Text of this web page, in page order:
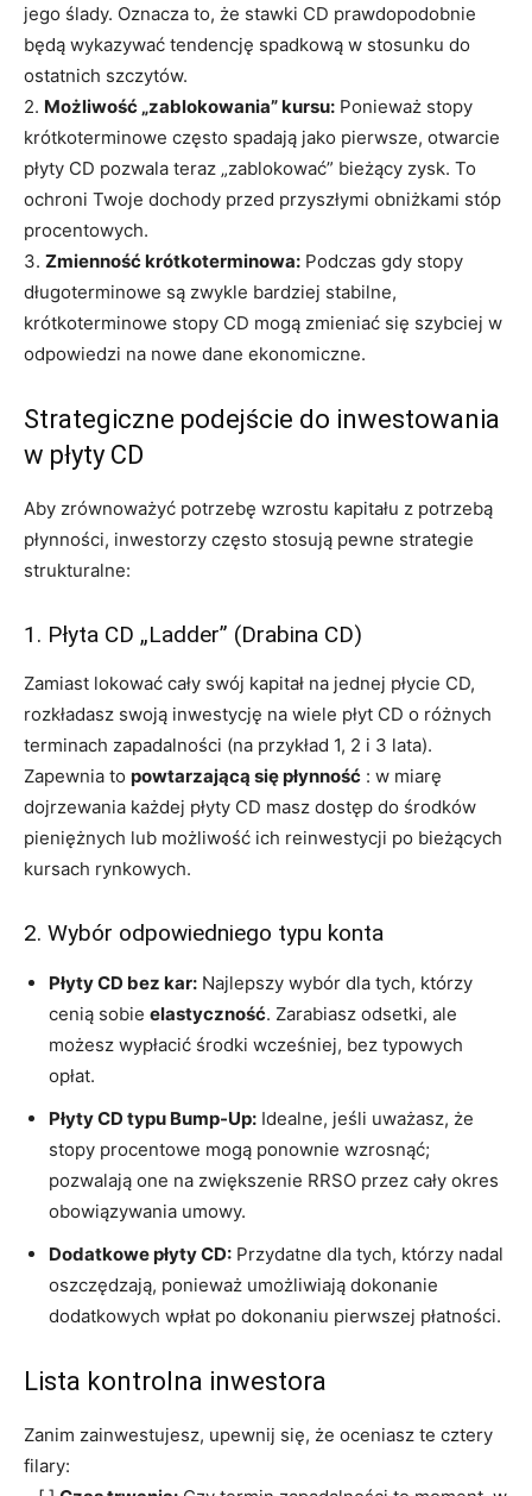
jego ślady. Oznacza to, że stawki CD prawdopodobnie
będą wykazywać tendencję spadkową w stosunku do
ostatnich szczytów.
2. Możliwość „zablokowania” kursu: Ponieważ stopy
krótkoterminowe często spadają jako pierwsze, otwarcie
płyty CD pozwala teraz „zablokować” bieżący zysk. To
ochroni Twoje dochody przed przyszłymi obniżkami stóp
procentowych.
3. Zmienność krótkoterminowa: Podczas gdy stopy
długoterminowe są zwykle bardziej stabilne,
krótkoterminowe stopy CD mogą zmieniać się szybciej w
odpowiedzi na nowe dane ekonomiczne.
Strategiczne podejście do inwestowania
w płyty CD
Aby zrównoważyć potrzebę wzrostu kapitału z potrzebą
płynności, inwestorzy często stosują pewne strategie
strukturalne:
1. Płyta CD „Ladder” (Drabina CD)
Zamiast lokować cały swój kapitał na jednej płycie CD,
rozkładasz swoją inwestycję na wiele płyt CD o różnych
terminach zapadalności (na przykład 1, 2 i 3 lata).
Zapewnia to powtarzającą się płynność : w miarę
dojrzewania każdej płyty CD masz dostęp do środków
pieniężnych lub możliwość ich reinwestycji po bieżących
kursach rynkowych.
2. Wybór odpowiedniego typu konta
Płyty CD bez kar: Najlepszy wybór dla tych, którzy
cenią sobie elastyczność. Zarabiasz odsetki, ale
możesz wypłacić środki wcześniej, bez typowych
opłat.
Płyty CD typu Bump-Up: Idealne, jeśli uważasz, że
stopy procentowe mogą ponownie wzrosnąć;
pozwalają one na zwiększenie RRSO przez cały okres
obowiązywania umowy.
Dodatkowe płyty CD: Przydatne dla tych, którzy nadal
oszczędzają, ponieważ umożliwiają dokonanie
dodatkowych wpłat po dokonaniu pierwszej płatności.
Lista kontrolna inwestora
Zanim zainwestujesz, upewnij się, że oceniasz te cztery
filary: